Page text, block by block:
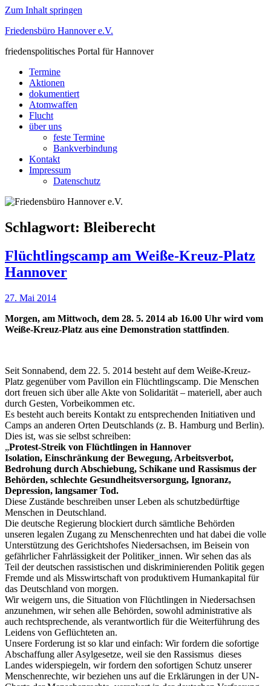
Zum Inhalt springen
Friedensbüro Hannover e.V.
friedenspolitisches Portal für Hannover
Termine
Aktionen
dokumentiert
Atomwaffen
Flucht
über uns
feste Termine
Bankverbindung
Kontakt
Impressum
Datenschutz
Schlagwort: Bleiberecht
Flüchtlingscamp am Weiße-Kreuz-Platz
Hannover
27. Mai 2014
Morgen, am Mittwoch, dem 28. 5. 2014 ab 16.00 Uhr wird vom
Weiße-Kreuz-Platz aus eine Demonstration stattfinden.
Seit Sonnabend, dem 22. 5. 2014 besteht auf dem Weiße-Kreuz-
Platz gegenüber vom Pavillon ein Flüchtlingscamp. Die Menschen
dort freuen sich über alle Akte von Solidarität – materiell, aber auch
durch Gesten, Vorbeikommen etc.
Es besteht auch bereits Kontakt zu entsprechenden Initiativen und
Camps an anderen Orten Deutschlands (z. B. Hamburg und Berlin).
Dies ist, was sie selbst schreiben:
„Protest-Streik von Flüchtlingen in Hannover
Isolation, Einschränkung der Bewegung, Arbeitsverbot,
Bedrohung durch Abschiebung, Schikane und Rassismus der
Behörden, schlechte Gesundheitsversorgung, Ignoranz,
Depression, langsamer Tod.
Diese Zustände beschreiben unser Leben als schutzbedürftige
Menschen in Deutschland.
Die deutsche Regierung blockiert durch sämtliche Behörden
unseren legalen Zugang zu Menschenrechten und hat dabei die volle
Unterstützung des Gerichtshofes Niedersachsen, im Beisein von
gefährlicher Fahrlässigkeit der Politiker_innen. Wir sehen das als
Teil der deutschen rassistischen und diskriminierenden Politik gegen
Fremde und als Misswirtschaft von produktivem Humankapital für
das Deutschland von morgen.
Wir weigern uns, die Situation von Flüchtlingen in Niedersachsen
anzunehmen, wir sehen alle Behörden, sowohl administrative als
auch rechtsprechende, als verantwortlich für die Weiterführung des
Leidens von Geflüchteten an.
Unsere Forderung ist so klar und einfach: Wir fordern die sofortige
Abschaffung aller Asylgesetze, weil sie den Rassismus dieses
Landes widerspiegeln, wir fordern den sofortigen Schutz unserer
Menschenrechte, wir beziehen uns auf die Erklärungen in der UN-